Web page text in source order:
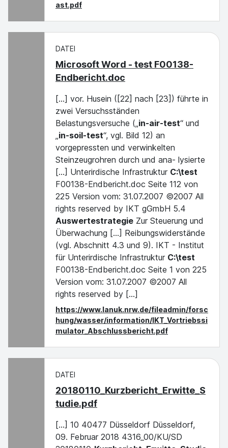
ast.pdf
DATEI
Microsoft Word - test F00138-
Endbericht.doc
[...] vor. Husein ([22] nach [23]) führte in
zwei Versuchsständen
Belastungsversuche („in-air-test“ und
„in-soil-test“, vgl. Bild 12) an
vorgepressten und verwinkelten
Steinzeugrohren durch und ana- lysierte
[...] Unterirdische Infrastruktur C:\test
F00138-Endbericht.doc Seite 112 von
225 Version vom: 31.07.2007 ©2007 All
rights reserved by IKT gGmbH 5.4
Auswertestrategie Zur Steuerung und
Überwachung [...] Reibungswiderstände
(vgl. Abschnitt 4.3 und 9). IKT - Institut
für Unterirdische Infrastruktur C:\test
F00138-Endbericht.doc Seite 1 von 225
Version vom: 31.07.2007 ©2007 All
rights reserved by [...]
https://www.lanuk.nrw.de/fileadmin/forsc
hung/wasser/information/IKT_Vortriebssi
mulator_Abschlussbericht.pdf
DATEI
20180110_Kurzbericht_Erwitte_S
tudie.pdf
[...] 10 40477 Düsseldorf Düsseldorf,
09. Februar 2018 4316_00/KU/SD